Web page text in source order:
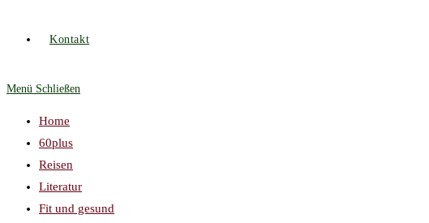
Kontakt
Menü Schließen
Home
60plus
Reisen
Literatur
Fit und gesund